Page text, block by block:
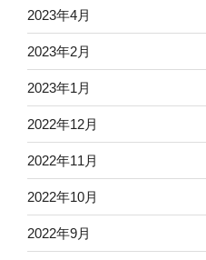
2023年4月
2023年2月
2023年1月
2022年12月
2022年11月
2022年10月
2022年9月